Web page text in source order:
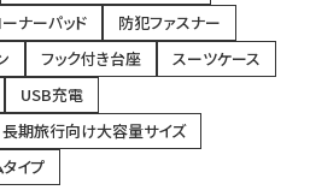
ナーパッド
防犯ファスナー
フック付き台座
スーツケース
USB充電
長期旅行向け大容量サイズ
イプ